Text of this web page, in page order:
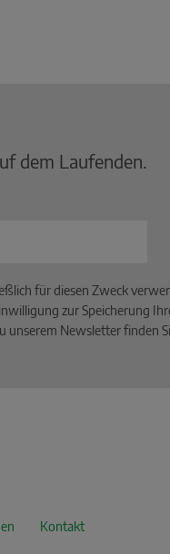
dem Laufenden.
für diesen Zweck
zur Speicherung
Newsletter finden
Kontakt